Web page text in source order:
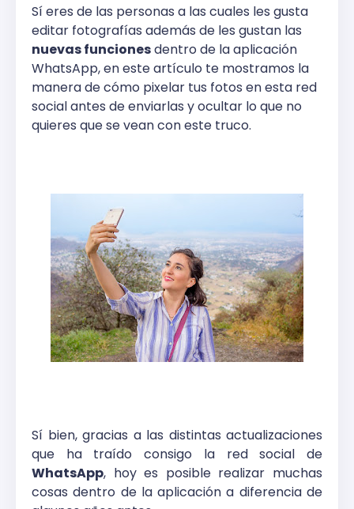
Sí eres de las personas a las cuales les gusta
editar fotografías además de les gustan las
nuevas funcionesdentro de la aplicación
WhatsApp, en este artículo te mostramos la
manera de cómo pixelar tus fotos en esta red
social antes de enviarlas y ocultar lo que no
quieres que se vean con este truco.
Sí bien, gracias a las distintas actualizaciones
que ha traído consigo la red social de
WhatsApp, hoy es posible realizar muchas
cosas dentro de la aplicación a diferencia de